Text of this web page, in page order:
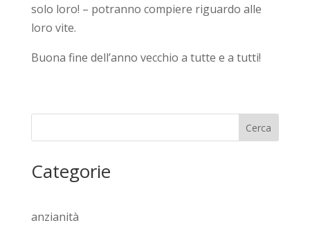
solo loro! – potranno compiere riguardo alle
loro vite.
Buona fine dell’anno vecchio a tutte e a tutti!
Cerca
Categorie
anzianità